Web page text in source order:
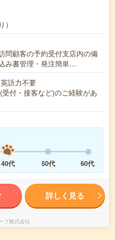
問顧客の予約受付支店内の備
み書管理・発注簡単…
語力不要
付・接客など)のご経験があ
40代 50代 60代
詳しく見る
プ株式会社